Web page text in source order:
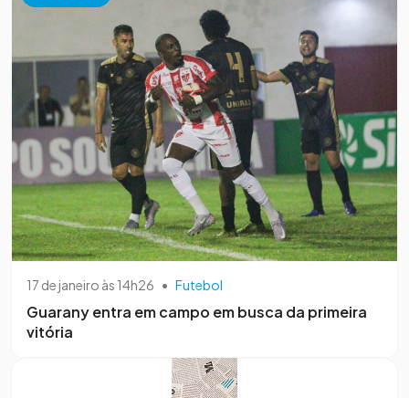
17 de janeiro às 14h26 • Futebol
Guarany entra em campo em busca da primeira
vitória